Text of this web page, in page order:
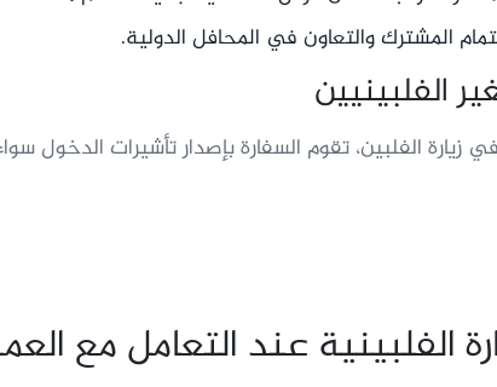
المشترك والتعاون في المحافل الدولية.
زيارة الفلبين، تقوم السفارة بإصدار تأشيرات الدخول
عند التعامل مع